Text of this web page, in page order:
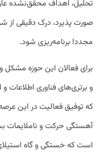
تحلیل، اهداف محقق‌نشده
صورت پذیرد، درک دقیقی از
مجددا برنامه‌ریزی شود.
برای فعالان این حوزه
و برتری‌های فناوری اطلاعات و
که توفیق فعالیت در این عرصه
آهستگی حرکت و ناملایمات
است که خستگی و گاه